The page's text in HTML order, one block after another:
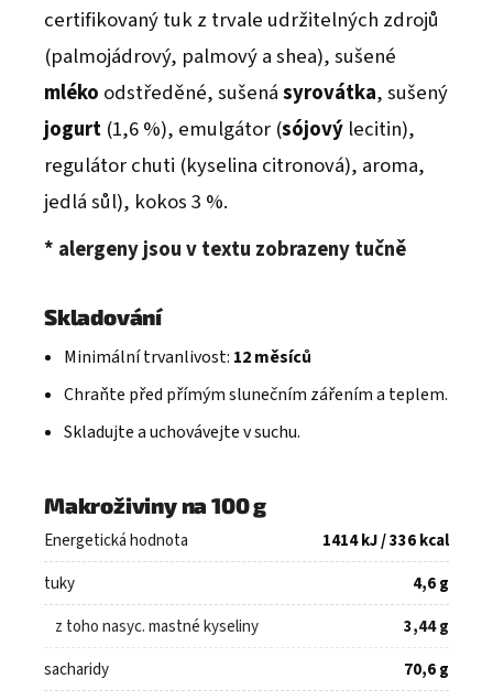
certifikovaný tuk z trvale udržitelných zdrojů
(palmojádrový, palmový a shea), sušené
mléko odstředěné, sušenásyrovátka, sušený
jogurt (1,6 %), emulgátor (sójový lecitin),
regulátor chuti (kyselina citronová), aroma,
jedlá sůl), kokos 3 %.
* alergeny jsou v textu zobrazeny tučně
Skladování
Minimální trvanlivost: 12 měsíců
Chraňte před přímým slunečním zářením a teplem.
Skladujte a uchovávejte v suchu.
Makroživiny na 100 g
Energetická hodnota
1414 kJ / 336 kcal
tuky
4,6 g
z toho nasyc. mastné kyseliny
3,44 g
sacharidy
70,6 g